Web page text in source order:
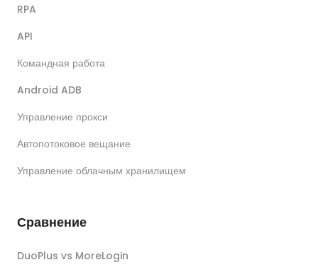
RPA
API
Командная работа
Android ADB
Управление прокси
Автопотоковое вещание
Управление облачным хранилищем
Сравнение
DuoPlus vs MoreLogin